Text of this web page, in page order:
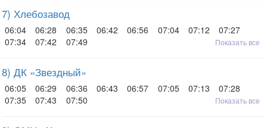
7) Хлебозавод
06:04 06:28 06:35 06:42 06:56 07:04 07:12
07:27
07:34
07:42 07:49 Показать все
8) ДК «Звездный»
06:05 06:29 06:36 06:43 06:57 07:05 07:13
07:28
07:35
07:43 07:50 Показать все